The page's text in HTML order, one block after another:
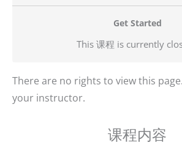
Get Started
This 课程 is currently
There are no rights to view this
your instructor.
课程内容